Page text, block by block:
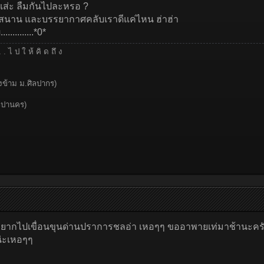
ส่ะ ลืมกันไปละหรอ ?
าน และบรรยากาศคลับเราดีแค่ไหน ฮ่าฮ่า
. ไ ป ใ ห้ คิ ด ถึ ง
ข้าม ม.ศิลปากร)
านคร)
ากไปเขื่อนขุนด่านปราการชลอ่า เหอๆๆ ขออาพายเท่มาช้านะ
เหอๆๆ